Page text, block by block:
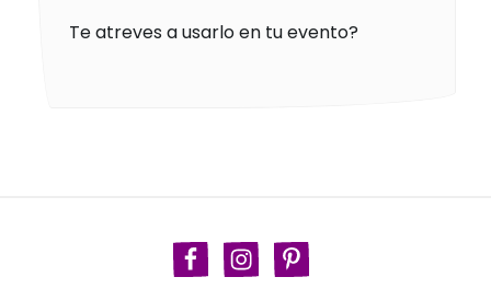
Te atreves a usarlo en tu evento?
FacebookInstagramPinterest